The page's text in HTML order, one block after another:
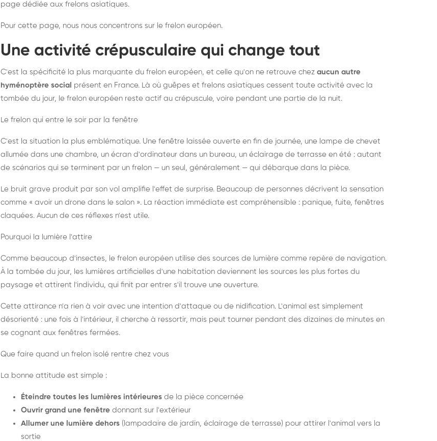
page dédiée aux frelons asiatiques.
Pour cette page, nous nous concentrons sur le frelon européen.
Une activité crépusculaire qui change tout
C'est la spécificité la plus marquante du frelon européen, et celle qu'on ne retrouve chez aucun autre
hyménoptère social présent en France. Là où guêpes et frelons asiatiques cessent toute activité avec la
tombée du jour, le frelon européen reste actif au crépuscule, voire pendant une partie de la nuit.
Le frelon qui entre le soir par la fenêtre
C'est la situation la plus emblématique. Une fenêtre laissée ouverte en fin de journée, une lampe de chevet
allumée dans une chambre, un écran d'ordinateur dans un bureau, un éclairage de terrasse en été : autant
de scénarios qui se terminent par un frelon — un seul, généralement — qui débarque dans la pièce.
Le bruit grave produit par son vol amplifie l'effet de surprise. Beaucoup de personnes décrivent la sensation
comme « avoir un drone dans le salon ». La réaction immédiate est compréhensible : panique, fuite, fenêtres
claquées. Aucun de ces réflexes n'est utile.
Pourquoi la lumière l'attire
Comme beaucoup d'insectes, le frelon européen utilise des sources de lumière comme repère de navigation.
À la tombée du jour, les lumières artificielles d'une habitation deviennent les sources les plus fortes du
paysage et attirent l'individu, qui finit par entrer s'il trouve une ouverture.
Cette attirance n'a rien à voir avec une intention d'attaque ou de nidification. L'animal est simplement
désorienté : une fois à l'intérieur, il cherche à ressortir, mais peut tourner pendant des dizaines de minutes en
se cognant aux fenêtres fermées.
Que faire quand un frelon isolé rentre chez vous
La bonne attitude est simple :
Éteindre toutes les lumières intérieures de la pièce concernée
Ouvrir grand une fenêtre donnant sur l'extérieur
Allumer une lumière dehors (lampadaire de jardin, éclairage de terrasse) pour attirer l'animal vers la
sortie